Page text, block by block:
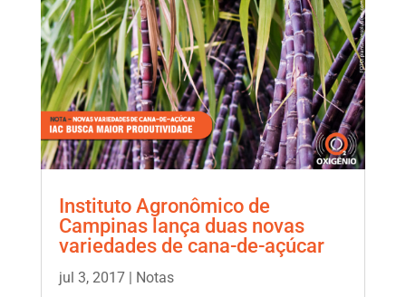
Instituto Agronômico de
Campinas lança duas novas
variedades de cana-de-açúcar
jul 3, 2017| Notas